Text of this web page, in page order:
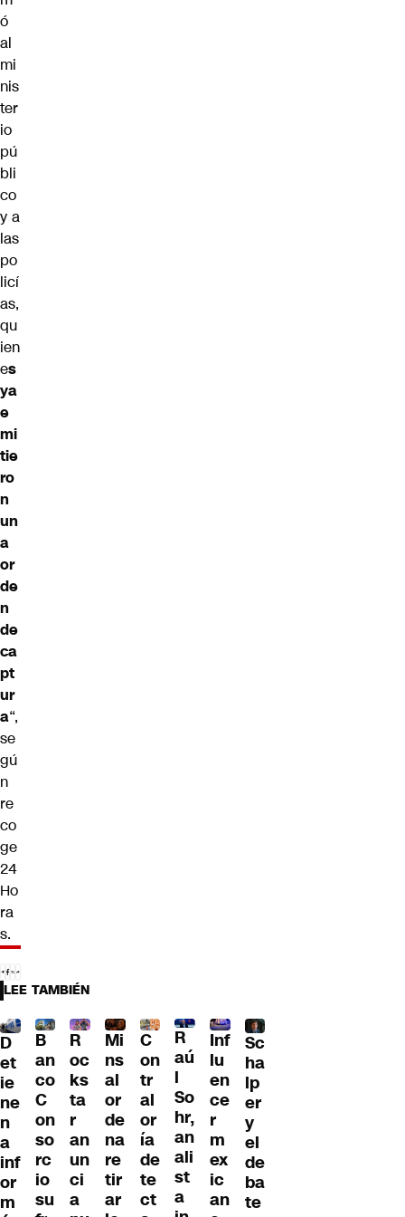
ó
al
mi
nis
ter
io
pú
bli
co
y a
las
po
licí
as,
qu
ien
es
ya
e
mi
tie
ro
n
un
a
or
de
n
de
ca
pt
ur
a“,
se
gú
n
re
co
ge
24
Ho
ra
s.
LEE TAMBIÉN
D
et
ie
ne
n
a
inf
or
m
B
an
co
C
on
so
rc
io
su
R
oc
ks
ta
r
an
un
ci
a
Mi
ns
al
or
de
na
re
tir
ar
C
on
tr
al
or
ía
de
te
ct
R
aú
l
So
hr,
an
ali
st
a
Inf
lu
en
ce
r
m
ex
ic
an
Sc
ha
lp
er
y
el
de
ba
te